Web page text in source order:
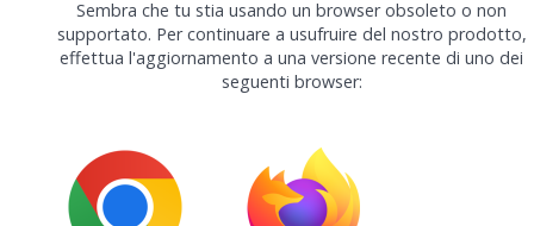
Sembra che tu stia usando un browser obsoleto o non
supportato. Per continuare a usufruire del nostro prodotto,
effettua l'aggiornamento a una versione recente di uno dei
seguenti browser: